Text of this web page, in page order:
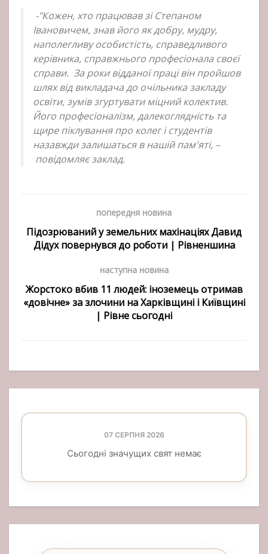
-"Кожен, хто працював зі Степаном
Івановичем, знав його як добру, мудру,
наполегливу особистість, справедливого
керівника, справжнього професіонала своєї
справи. За роки відданої праці він пройшов
шлях від викладача до очільника закладу
освіти, зумів згуртувати міцний колектив.
Його професіоналізм, далекоглядність та
щире піклування про колег і студентів
назавжди залишаться в нашій пам'яті, –
повідомляє заклад.
попередня новина
Підозрюваний у земельних махінаціях Давид
Дідух повернувся до роботи | Рівненшина
наступна новина
Жорстоко вбив 11 людей: іноземець отримав
«довічне» за злочини на Харківщині і Київщині
| Рівне сьогодні
07 СЕРПНЯ 2026
Сьогодні значущих свят немає